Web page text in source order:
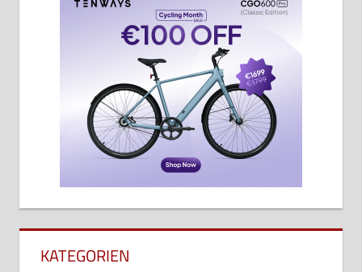
Dioramenbau
Basteleien
Modellbahn
Eisenbahn
Eisenbahn Europa
Eisenbahn Schweiz
Shop’s